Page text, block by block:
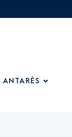
ANTARÈS